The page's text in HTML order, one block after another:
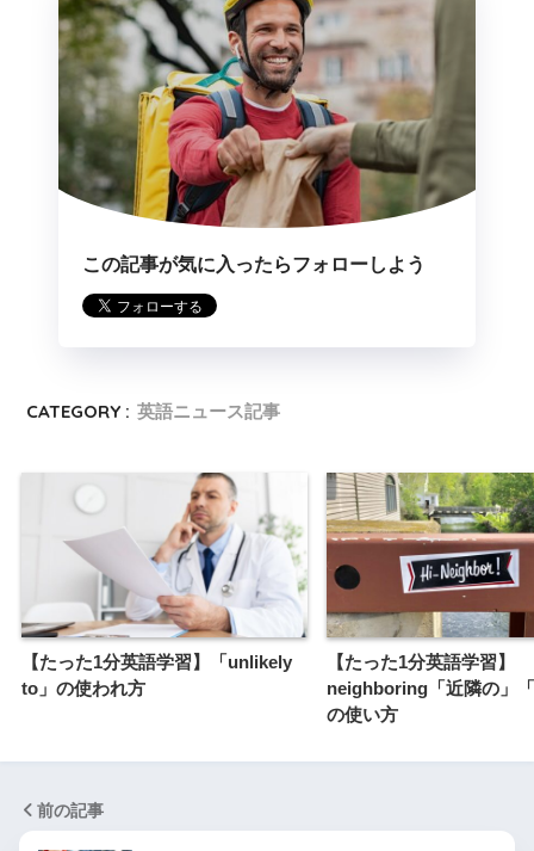
この記事が気に入ったらフォローしよう
CATEGORY : 英語ニュース記事
【たった1分英語学習】「unlikely
to」の使われ方
【たった1分英語学習】
neighboring「近隣の」
の使い方
前の記事